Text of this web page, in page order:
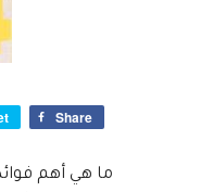
Share
ما هي أهم